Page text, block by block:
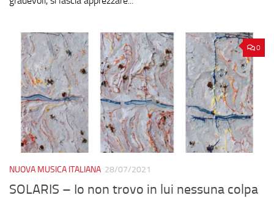
0
NUOVA MUSICA ITALIANA 28/07/2021
SOLARIS – Io non trovo in lui nessuna colpa